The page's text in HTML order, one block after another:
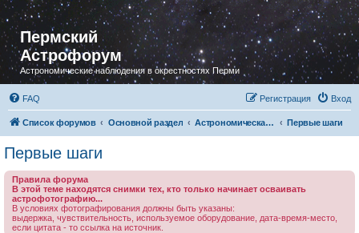
Пермский
Астрофорум
Астрономические наблюдения в окрестностях Перми
FAQ Вход
Регистрация
Список форумов Основной раздел Астрономическая фотография Первые шаги
Первые шаги
Правила форума
В этой теме находятся снимки тех, кто только начинает осваивать
астрофотографию...
В условиях фотографирования должны быть указаны:
выдержка, чувствительность, используемое оборудование, дата-время-место,
если цитата - то ссылка на источник.